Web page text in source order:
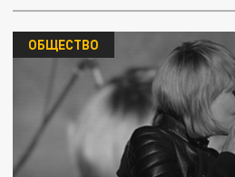
ОБЩЕСТВО